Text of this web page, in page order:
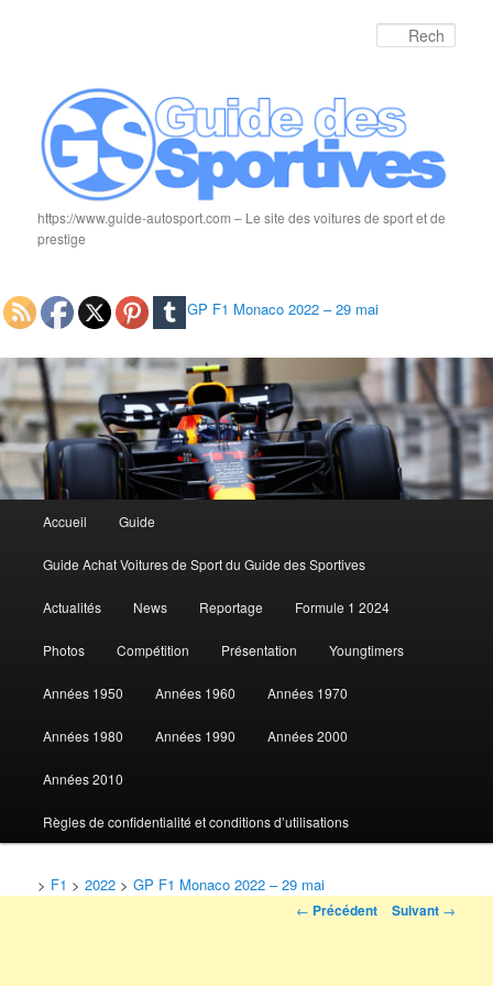
https://www.guide-autosport.com – Le site des voitures de sport et de
prestige
GP F1 Monaco 2022 – 29 mai
principal
Aller
au
contenu
Accueil Guide
Guide Achat Voitures de Sport du Guide des Sportives
Actualités News Reportage Formule 1 2024
Photos Compétition Présentation Youngtimers
Années 1950 Années 1960 Années 1970
Années 1980 Années 1990 Années 2000
Années 2010
Règles de confidentialité et conditions d’utilisations
> F1 >2022 >GP F1 Monaco 2022 – 29 mai
Navigation
← Précédent Suivant →